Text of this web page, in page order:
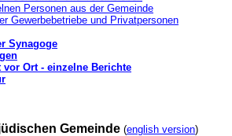
Personen aus der Gemeinde
Gewerbebetriebe und Privatpersonen
Synagoge
vor Ort - einzelne Berichte
Gemeinde (english version)